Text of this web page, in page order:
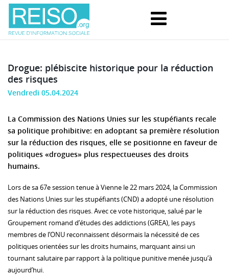
Drogue: plébiscite historique pour la réduction
des risques
Vendredi 05.04.2024
La Commission des Nations Unies sur les stupéfiants recale
sa politique prohibitive: en adoptant sa première résolution
sur la réduction des risques, elle se positionne en faveur de
politiques «drogues» plus respectueuses des droits
humains.
Lors de sa 67e session tenue à Vienne le 22 mars 2024, la Commission
des Nations Unies sur les stupéfiants (CND) a adopté une résolution
sur la réduction des risques. Avec ce vote historique, salué par le
Groupement romand d’études des addictions (GREA), les pays
membres de l’ONU reconnaissent désormais la nécessité de ces
politiques orientées sur les droits humains, marquant ainsi un
tournant salutaire par rapport à la politique punitive menée jusqu’à
aujourd’hui.